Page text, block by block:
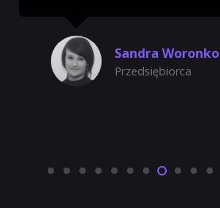
Sandra Woronko
Przedsiębiorca